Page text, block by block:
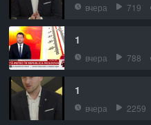
вчера 719
1
вчера 788
1
вчера 2259